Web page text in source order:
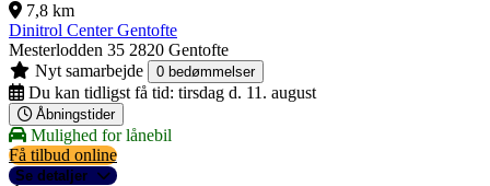
7,8 km
Dinitrol Center Gentofte
Mesterlodden 35 2820 Gentofte
Nyt samarbejde
0 bedømmelser
Du kan tidligst få tid: tirsdag d. 11. august
Åbningstider
Mulighed for lånebil
Få tilbud online
Se detaljer